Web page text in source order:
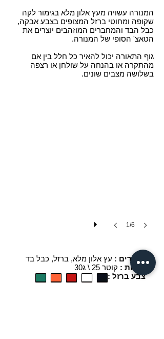
המנורה עשויה מעץ אלון מלא בגימור לקה
שקופה ומחוטי ברזל המצופים בצבע אבקה,
כבל הבד והמחברים המוזהבים יוצרים את
הטאצ' הסופי של המנורה.
גוף התאורה יכול להאיר כל חלל בין אם
מהתקרה או בהנחה על שולחן או רצפה
בשלושה מצבים שונים.
1/6
חומרים :
מידות : קוטר 25 \ ג30
: צבע ברזל